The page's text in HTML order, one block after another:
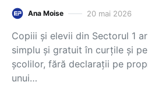
Ana Moise 20 mai 2026
Copiii și elevii din Sectorul 1
simplu și gratuit în curțile și
școlilor, fără declarații pe
unui…